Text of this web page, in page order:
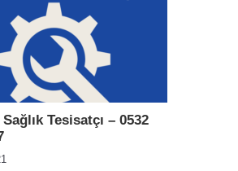
Tesisatçı – 0532